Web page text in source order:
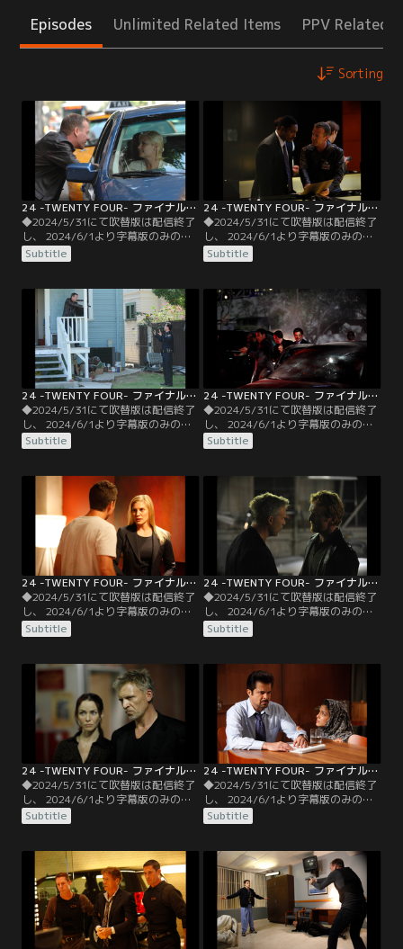
Episodes Unlimited Related Items PPV Related
Sorting
24 -TWENTY FOUR- ファイナル・シーズン 第01話／字幕
◆2024/5/31にて吹替版は配信終了
し、 2024/6/1より字幕版のみの配
信となります。予めご了承くださ
い。◆字幕／第01話 4：00 P.M.-5：
歴史的な瞬間を目前に国連本部は厳
戒態勢が敷かれていた。カミスタン
のハッサン大統領が核兵器開発の中
止を含む和平協定に調印する事とな
っていたのだ。
Subtitle
24 -TWENTY FOUR- ファイナル・シーズン 第02話／字幕
◆2024/5/31にて吹替版は配信終了
し、 2024/6/1より字幕版のみの配
信となります。予めご了承くださ
い。◆字幕／第02話 5：00 P.M.-6：
の近くにいる」ビクターのダイイン
グメッセージを信用し捜査を始めた
CTUは、国連のサーバーに違法アク
セスした者を突き止める。
Subtitle
24 -TWENTY FOUR- ファイナル・シーズン 第03話／字幕
◆2024/5/31にて吹替版は配信終了
し、 2024/6/1より字幕版のみの配
信となります。予めご了承くださ
い。◆字幕／第03話 6：00 P.M.-7：
止めたジャックは、そこで殺害され
た警官と妻の遺体を発見する。だが
隣人の通報を聞いてやって来た警官
に殺人犯と間違えられ、不正に拘束
されてしまう。
Subtitle
24 -TWENTY FOUR- ファイナル・シーズン 第04話／字幕
◆2024/5/31にて吹替版は配信終了
し、 2024/6/1より字幕版のみの配
信となります。予めご了承くださ
い。◆字幕／第04話 7：00 P.M.-8：
から、彼がロシアマフィアの一員で
ある事が判明する。CTUは以前ロシ
アマフィアに潜入していた捜査官を
情報通として呼び寄せるが…。
Subtitle
24 -TWENTY FOUR- ファイナル・シーズン 第05話／字幕
◆2024/5/31にて吹替版は配信終了
し、 2024/6/1より字幕版のみの配
信となります。予めご了承くださ
い。◆字幕／第05話 8：00 P.M.-9：
ちが政府転覆と核兵器開発の再開を
目論んでいる事を知ったハッサン大
統領は、野党支持者の一斉検挙を開
始する。一方、ルネは潜入捜査の第
1歩として…。
Subtitle
24 -TWENTY FOUR- ファイナル・シーズン 第06話／字幕
◆2024/5/31にて吹替版は配信終了
し、 2024/6/1より字幕版のみの配
信となります。予めご了承くださ
い。◆字幕／第06話 9：00
の非人道的な一斉検挙に、各国の代
表団は彼のやり方に難色を示し始め
ていた。和平協定の調印に暗雲が立
ちこめるのを感じたテイラー大統領
は収拾をつけようとするが…。
Subtitle
24 -TWENTY FOUR- ファイナル・シーズン 第07話／字幕
◆2024/5/31にて吹替版は配信終了
し、 2024/6/1より字幕版のみの配
信となります。予めご了承くださ
い。◆字幕／第07話 10：00
の忠告を受けたハッサン大統領は、
表面上は弾圧の中止を約束するも、
陰でジャモの妻子を拘束するよう側
近のタリンに命令を下す。
Subtitle
24 -TWENTY FOUR- ファイナル・シーズン 第08話／字幕
◆2024/5/31にて吹替版は配信終了
し、 2024/6/1より字幕版のみの配
信となります。予めご了承くださ
い。◆字幕／第08話 11：00
トに連行されたジャックは巧みな嘘
で武器商人メイアー役を貫く。だが
疑い深いバザエフはジャックを拷問
し、誰に雇われたかを吐くまで燃料
棒の輸送を中止する事を決める。
Subtitle